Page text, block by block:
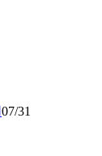
07/31